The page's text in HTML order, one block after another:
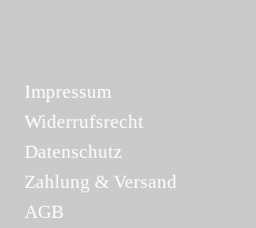
Impressum
Widerrufsrecht
Datenschutz
Zahlung & Versand
AGB